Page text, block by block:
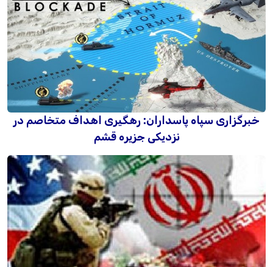
خبرگزاری سپاه پاسداران: رهگیری اهداف متخاصم در
نزدیکی جزیره قشم